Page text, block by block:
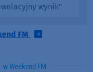
wynik"
FM
w Weekend FM